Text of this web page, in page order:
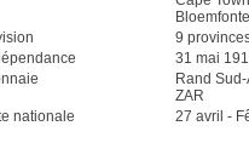
9
31 mai
Rand
ZAR
nationale
27 avril -